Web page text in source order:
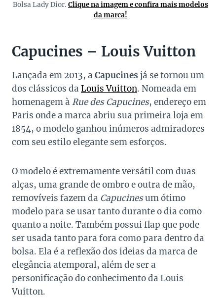
Bolsa Lady Dior. Clique na imagem e confira mais modelos
da marca!
Capucines – Louis Vuitton
Lançada em 2013, a Capucines já se tornou um
dos clássicos da Louis Vuitton. Nomeada em
homenagem à Rue des Capucines, endereço em
Paris onde a marca abriu sua primeira loja em
1854, o modelo ganhou inúmeros admiradores
com seu estilo elegante sem esforços.
O modelo é extremamente versátil com duas
alças, uma grande de ombro e outra de mão,
removíveis fazem da Capucinesum ótimo
modelo para se usar tanto durante o dia como
quanto a noite. Também possui flap que pode
ser usada tanto para fora como para dentro da
bolsa. Ela é a reflexão dos ideias da marca de
elegância atemporal, além de ser a
personificação do conhecimento da Louis
Vuitton.